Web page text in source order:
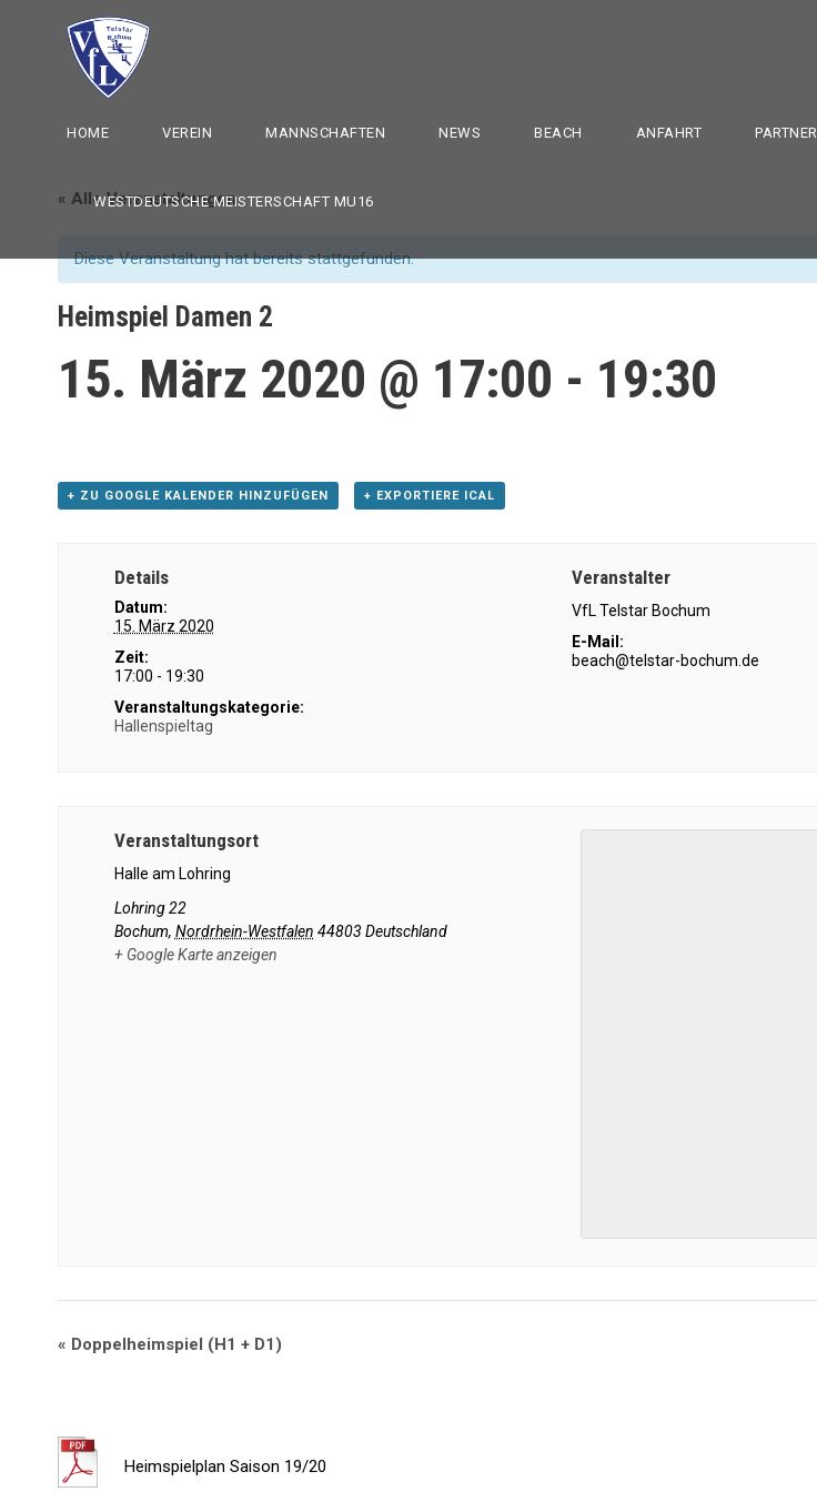
HOME VEREIN MANNSCHAFTEN NEWS BEACH ANFAHRT PARTNER
WESTDEUTSCHE MEISTERSCHAFT MU16
« Alle Veranstaltungen
Diese Veranstaltung hat bereits stattgefunden.
Heimspiel Damen 2
15. März 2020 @ 17:00 - 19:30
+ ZU GOOGLE KALENDER HINZUFÜGEN + EXPORTIERE ICAL
Details
Datum:
15. März 2020
Zeit:
17:00 - 19:30
Veranstaltungskategorie:
Hallenspieltag
Veranstalter
VfL Telstar Bochum
E-Mail:
beach@telstar-bochum.de
Veranstaltungsort
Halle am Lohring
Lohring 22
Bochum, Nordrhein-Westfalen 44803 Deutschland
+ Google Karte anzeigen
« Doppelheimspiel (H1 + D1)
Heimspielplan Saison 19/20